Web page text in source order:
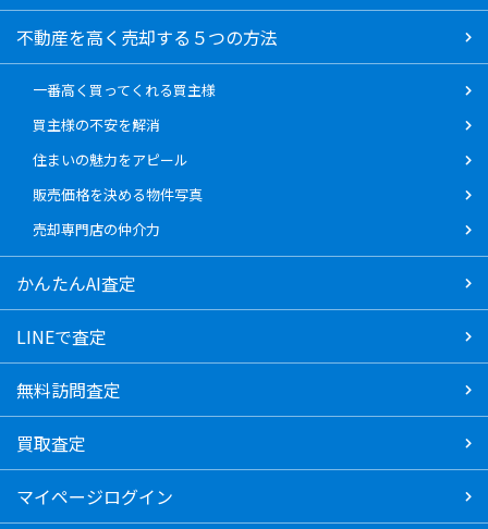
不動産を高く売却する５つの方法
一番高く買ってくれる買主様
買主様の不安を解消
住まいの魅力をアピール
販売価格を決める物件写真
売却専門店の仲介力
かんたんAI査定
LINEで査定
無料訪問査定
買取査定
マイページログイン